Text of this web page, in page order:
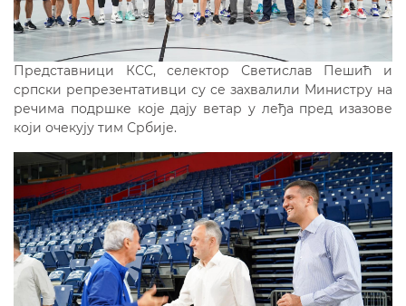
Представници КСС, селектор Светислав Пешић и
српски репрезентативци су се захвалили Министру на
речима подршке које дају ветар у леђа пред изазове
који очекују тим Србије.